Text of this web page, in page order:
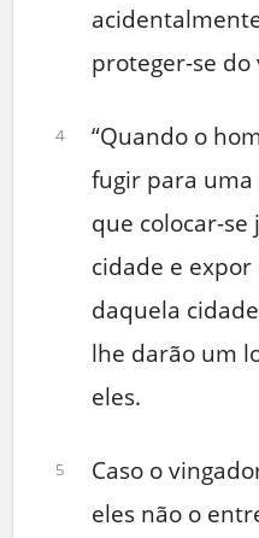
proteger-se
4
“Quando o
fugir para uma
que colocar-
cidade e
daquela
lhe darão um
eles.
5
Caso o
eles não o